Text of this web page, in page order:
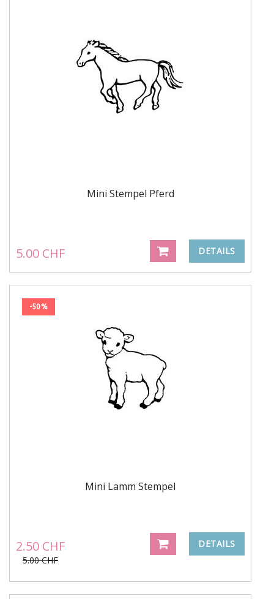
Mini Stempel Pferd
5.00 CHF DETAILS
-50%
Mini Lamm Stempel
2.50 CHF
5.00 CHF
DETAILS